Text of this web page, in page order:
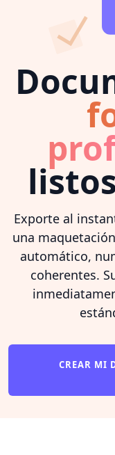
Exporte al
una
automático,
coherentes.
CREAR MI